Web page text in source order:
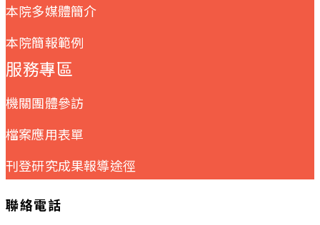
本院多媒體簡介
本院簡報範例
服務專區
機關團體參訪
檔案應用表單
刊登研究成果報導途徑
聯絡電話